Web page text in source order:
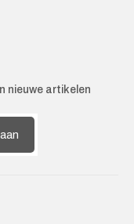
nieuwe artikelen